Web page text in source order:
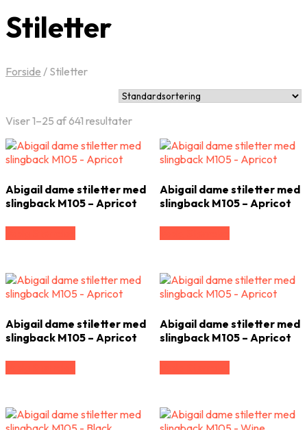
Stiletter
Forside / Stiletter
Viser 1–25 af 641 resultater
Abigail dame stiletter med
slingback M105 – Apricot
Abigail dame stiletter med
slingback M105 – Apricot
Abigail dame stiletter med
slingback M105 – Apricot
Abigail dame stiletter med
slingback M105 – Apricot